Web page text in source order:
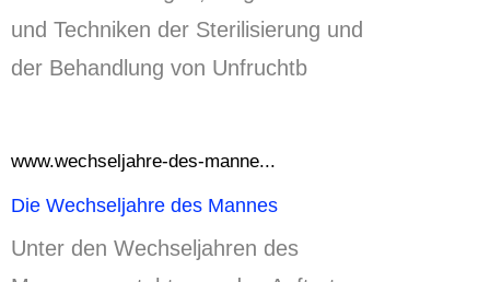
und Techniken der Sterilisierung und
der Behandlung von Unfruchtb
www.wechseljahre-des-manne...
Die Wechseljahre des Mannes
Unter den Wechseljahren des